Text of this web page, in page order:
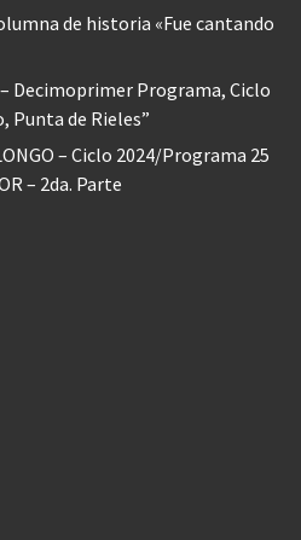
de historia «Fue cantando
Decimoprimer Programa, Ciclo
Punta de Rieles”
– Ciclo 2024/Programa 25
– 2da. Parte